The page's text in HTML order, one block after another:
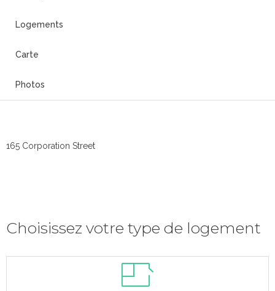
Logements
Carte
Photos
165 Corporation Street
Choisissez votre type de logement